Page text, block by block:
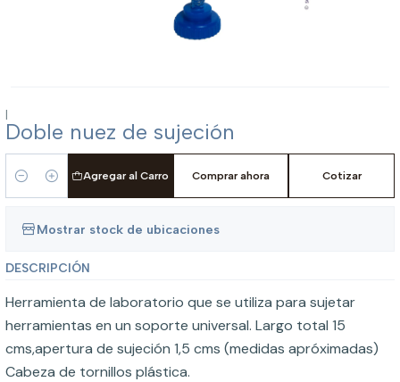
|
Doble nuez de sujeción
Cantidad
Agregar al Carro Comprar ahora Cotizar
Mostrar stock de ubicaciones
DESCRIPCIÓN
Herramienta de laboratorio que se utiliza para sujetar
herramientas en un soporte universal. Largo total 15
cms,apertura de sujeción 1,5 cms (medidas apróximadas)
Cabeza de tornillos plástica.